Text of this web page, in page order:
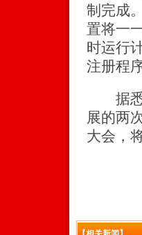
制完成
置将一
时运行
注册程
据悉
展的两
大会，